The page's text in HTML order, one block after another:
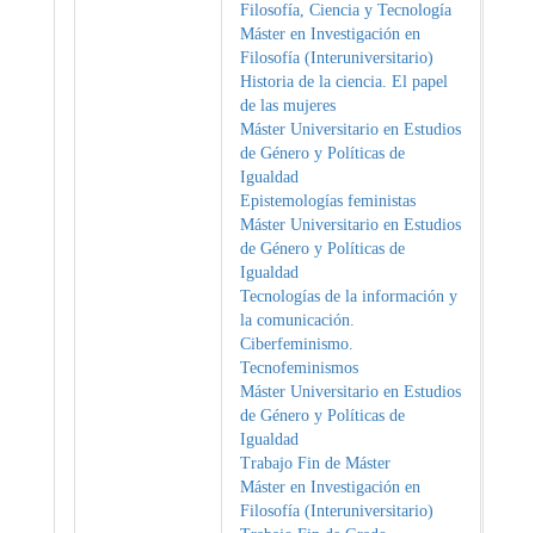
Filosofía, Ciencia y Tecnología
Máster en Investigación en
Filosofía (Interuniversitario)
Historia de la ciencia. El papel
de las mujeres
Máster Universitario en Estudios
de Género y Políticas de
Igualdad
Epistemologías feministas
Máster Universitario en Estudios
de Género y Políticas de
Igualdad
Tecnologías de la información y
la comunicación.
Ciberfeminismo.
Tecnofeminismos
Máster Universitario en Estudios
de Género y Políticas de
Igualdad
Trabajo Fin de Máster
Máster en Investigación en
Filosofía (Interuniversitario)